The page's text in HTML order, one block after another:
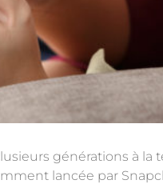
générations à la
lancée par